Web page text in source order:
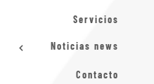
Servicios
Noticias news
Contacto